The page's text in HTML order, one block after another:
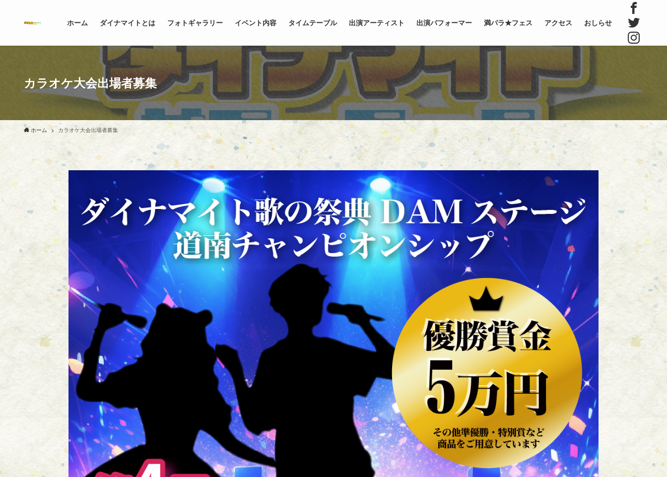
ホーム ダイナマイトとは フォトギャラリー イベント内容 タイムテーブル 出演アーティスト 出演パフォーマー 満パラ★フェス アクセス おしらせ
カラオケ大会出場者募集
ホーム カラオケ大会出場者募集